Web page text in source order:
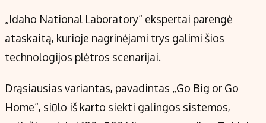
„Idaho National Laboratory“ ekspertai parengė
ataskaitą, kurioje nagrinėjami trys galimi šios
technologijos plėtros scenarijai.
Drąsiausias variantas, pavadintas „Go Big or Go
Home“, siūlo iš karto siekti galingos sistemos,